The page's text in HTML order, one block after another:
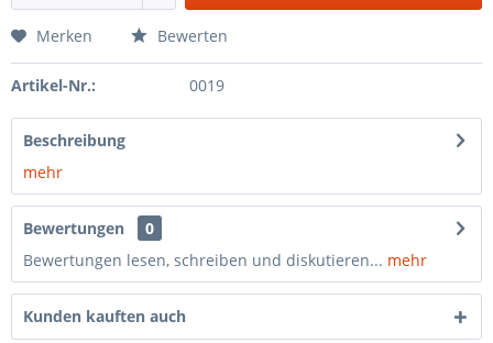
Merken Bewerten
Artikel-Nr.: 0019
Beschreibung
mehr
Bewertungen
0
Bewertungen lesen, schreiben und diskutieren... mehr
Kunden kauften auch